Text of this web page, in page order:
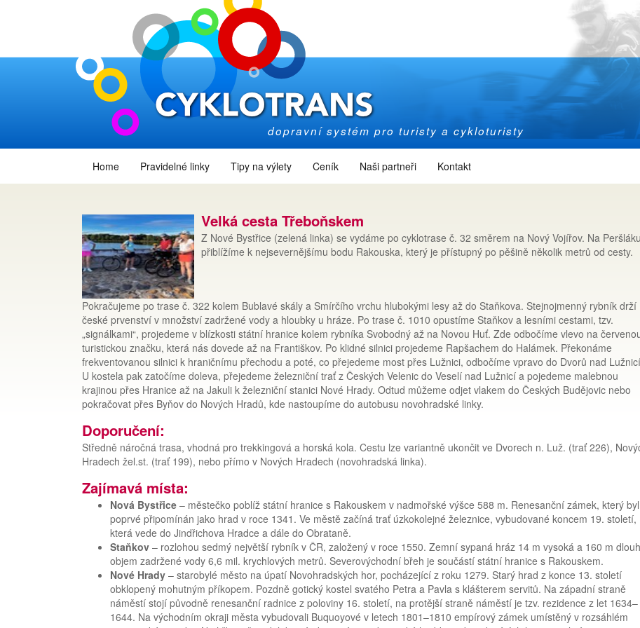
dopravní systém pro turisty a cykloturisty
Home Pravidelné linky Tipy na výlety Ceník Naši partneři Kontakt
Velká cesta Třeboňskem
Z Nové Bystřice (zelená linka) se vydáme po cyklotrase č. 32 směrem na Nový Vojířov. Na
přiblížíme k nejsevernějšímu bodu Rakouska, který je přístupný po pěšině několik metrů od cesty.
Pokračujeme po trase č. 322 kolem Bublavé skály a Smírčího vrchu hlubokými lesy až do Staňkova. Stejnojmenný rybník drží
české prvenství v množství zadržené vody a hloubky u hráze. Po trase č. 1010 opustíme Staňkov a lesními cestami, tzv.
„signálkami“, projedeme v blízkosti státní hranice kolem rybníka Svobodný až na Novou Huť. Zde odbočíme vlevo na
turistickou značku, která nás dovede až na Františkov. Po klidné silnici projedeme Rapšachem do Halámek. Překonáme
frekventovanou silnici k hraničnímu přechodu a poté, co přejedeme most přes Lužnici, odbočíme vpravo do Dvorů nad
U kostela pak zatočíme doleva, přejedeme železniční trať z Českých Velenic do Veselí nad Lužnicí a pojedeme malebnou
krajinou přes Hranice až na Jakuli k železniční stanici Nové Hrady. Odtud můžeme odjet vlakem do Českých Budějovic nebo
pokračovat přes Byňov do Nových Hradů, kde nastoupíme do autobusu novohradské linky.
Doporučení:
Středně náročná trasa, vhodná pro trekkingová a horská kola. Cestu lze variantně ukončit ve Dvorech n. Luž. (trať 226),
Hradech žel.st. (trať 199), nebo přímo v Nových Hradech (novohradská linka).
Zajímavá místa:
Nová Bystřice – městečko poblíž státní hranice s Rakouskem v nadmořské výšce 588 m. Renesanční zámek, který byl
poprvé připomínán jako hrad v roce 1341. Ve městě začíná trať úzkokolejné železnice, vybudované koncem 19. století,
která vede do Jindřichova Hradce a dále do Obrataně.
Staňkov – rozlohou sedmý největší rybník v ČR, založený v roce 1550. Zemní sypaná hráz 14 m vysoká a 160 m
objem zadržené vody 6,6 mil. krychlových metrů. Severovýchodní břeh je součástí státní hranice s Rakouskem.
Nové Hrady – starobylé město na úpatí Novohradských hor, pocházející z roku 1279. Starý hrad z konce 13. století
obklopený mohutným příkopem. Pozdně gotický kostel svatého Petra a Pavla s klášterem servitů. Na západní straně
náměstí stojí původně renesanční radnice z poloviny 16. století, na protější straně náměstí je tzv. rezidence z let 1634–
1644. Na východním okraji města vybudovali Buquoyové v letech 1801–1810 empírový zámek umístěný v rozsáhlém